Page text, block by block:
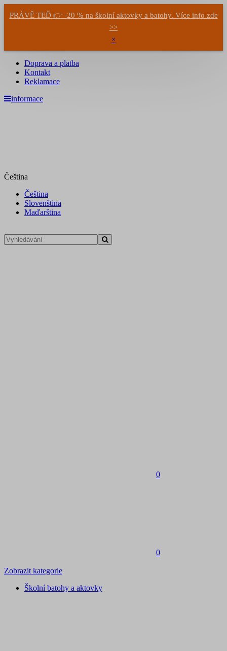
PRÁVĚ TEĎ 👉 -20 % na školní aktovky a batohy. Více info zde
>>
×
Doprava a platba
Kontakt
Reklamace
informace
Čeština
Čeština
Slovenština
Maďarština
0
0
Zobrazit kategorie
Školní batohy a aktovky